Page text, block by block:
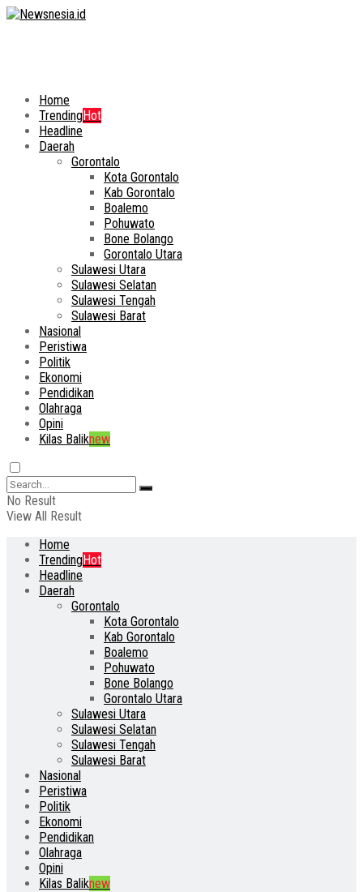
Home
TrendingHot
Headline
Daerah
Gorontalo
Kota Gorontalo
Kab Gorontalo
Boalemo
Pohuwato
Bone Bolango
Gorontalo Utara
Sulawesi Utara
Sulawesi Selatan
Sulawesi Tengah
Sulawesi Barat
Nasional
Peristiwa
Politik
Ekonomi
Pendidikan
Olahraga
Opini
Kilas Baliknew
No Result
View All Result
Home
TrendingHot
Headline
Daerah
Gorontalo
Kota Gorontalo
Kab Gorontalo
Boalemo
Pohuwato
Bone Bolango
Gorontalo Utara
Sulawesi Utara
Sulawesi Selatan
Sulawesi Tengah
Sulawesi Barat
Nasional
Peristiwa
Politik
Ekonomi
Pendidikan
Olahraga
Opini
Kilas Baliknew